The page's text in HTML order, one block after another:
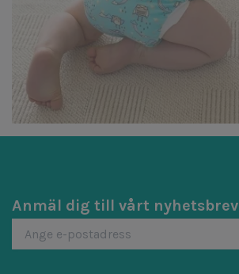
Anmäl dig till vårt nyhetsbrev